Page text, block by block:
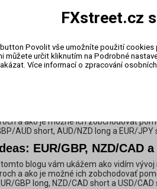
na káve, cukre a na kukurici môže
EUR/USD, EUR/CHF
blogu vám ukážem ako vidím vývoj
a ako je možné ich zobchodovať
GBP/AUD, AUD/NZD
a ako je možné ich zobchodovať
AUD short, AUD/NZD long a EUR/JPY
EUR/GBP, NZD/CAD a
blogu vám ukážem ako vidím vývoj
a ako je možné ich zobchodovať
GBP long, NZD/CAD short a USD/CAD
FXstreet.cz
Povolit vše umožníte použití cookies
můžete určit kliknutím na Podrobné
Více informací o zpracování